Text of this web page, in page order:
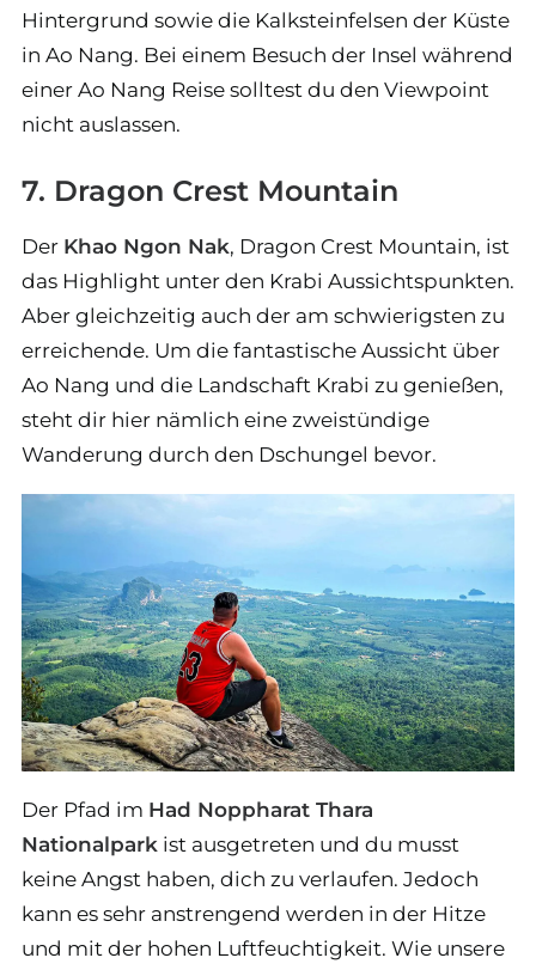
Hintergrund sowie die Kalksteinfelsen der Küste
in Ao Nang. Bei einem Besuch der Insel während
einer Ao Nang Reise solltest du den Viewpoint
nicht auslassen.
7. Dragon Crest Mountain
Der Khao Ngon Nak, Dragon Crest Mountain, ist
das Highlight unter den Krabi Aussichtspunkten.
Aber gleichzeitig auch der am schwierigsten zu
erreichende. Um die fantastische Aussicht über
Ao Nang und die Landschaft Krabi zu genießen,
steht dir hier nämlich eine zweistündige
Wanderung durch den Dschungel bevor.
Der Pfad im Had Noppharat Thara
Nationalpark ist ausgetreten und du musst
keine Angst haben, dich zu verlaufen. Jedoch
kann es sehr anstrengend werden in der Hitze
und mit der hohen Luftfeuchtigkeit. Wie unsere